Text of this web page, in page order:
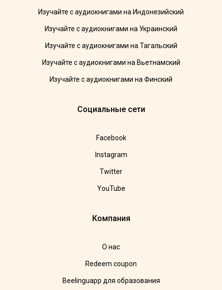
Изучайте с аудиокнигами на Индонезийский
Изучайте с аудиокнигами на Украинский
Изучайте с аудиокнигами на Тагальский
Изучайте с аудиокнигами на Вьетнамский
Изучайте с аудиокнигами на Финский
Социальные сети
Facebook
Instagram
Twitter
YouTube
Компания
О нас
Redeem coupon
Beelinguapp для образования